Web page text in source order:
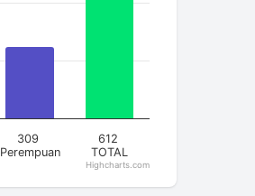
309
Perempuan
612
TOTAL
Highcharts.com